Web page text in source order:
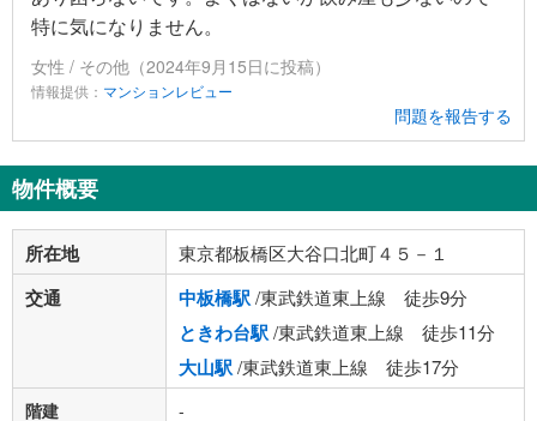
特に気になりません。
女性 / その他（2024年9月15日に投稿）
情報提供： マンションレビュー
問題を報告する
物件概要
所在地 東京都板橋区大谷口北町４５－１
交通 中板橋駅/東武鉄道東上線 徒歩9分
ときわ台駅/東武鉄道東上線 徒歩11分
大山駅/東武鉄道東上線 徒歩17分
階建
-